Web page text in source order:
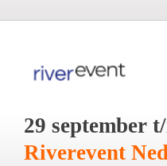
29 september
Riverevent